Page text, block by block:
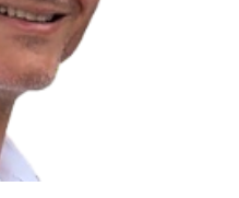
používateľský zážitok.
služby podľa toho, čo
rozhodnúť, ktoré typy
cookies na vašom
nutné pre prevádzku tejto